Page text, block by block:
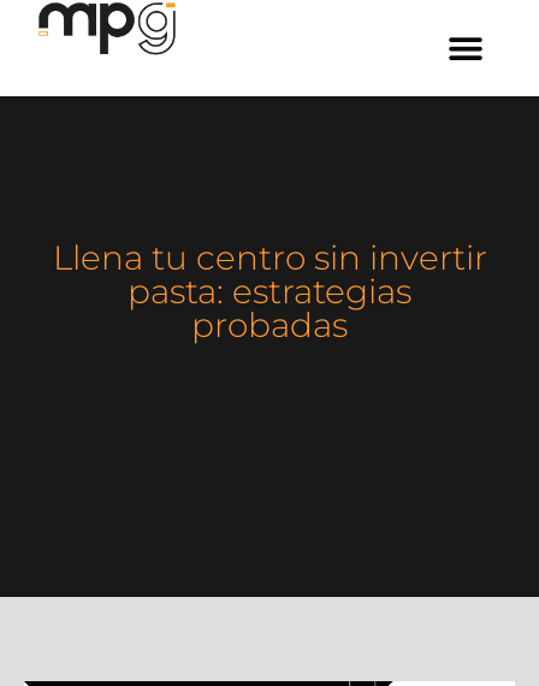
Llena tu centro sin invertir
pasta: estrategias
probadas